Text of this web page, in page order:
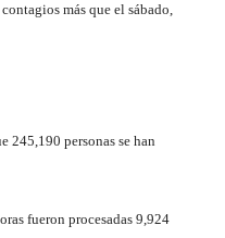
más que el sábado,
245,190 personas se han
fueron procesadas 9,924